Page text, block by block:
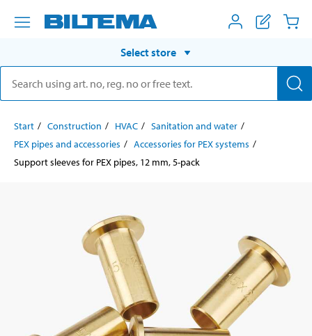
Select store
Start Construction HVAC
Sanitation and water
PEX pipes and accessories
Accessories for PEX systems
Support sleeves for PEX pipes, 12 mm, 5-pack